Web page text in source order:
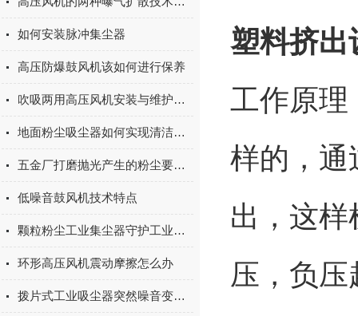
如何安装脉冲集尘器
高压防爆鼓风机该如何进行保养
吹吸两用高压风机安装与维护的要点全解析
地面粉尘吸尘器如何实现清洁无二次污染
五金厂打磨抛光产生的粉尘要怎么处理？
低噪音鼓风机技术特点
颗粒粉尘工业集尘器守护工业环境的重要设备
环形高压风机震动摩擦怎么办
拨片式工业吸尘器突然噪音变大的5个原因
塑料挤出
工作原理
样的，通
出，这
压，负